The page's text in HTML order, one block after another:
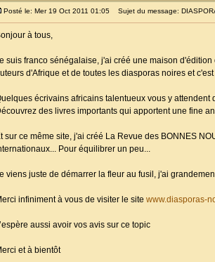
Posté le: Mer 19 Oct 2011 01:05 Sujet du message:
à tous,
suis franco sénégalaise, j'ai créé une maison
d'Afrique et de toutes les diasporas noires et
écrivains africains talentueux vous y attendent
des livres importants qui apportent une fine
sur ce même site, j'ai créé La Revue des BONNES
Pour équilibrer un peu...
viens juste de démarrer la fleur au fusil, j'ai
infiniment à vous de visiter le site www.diasporas-
aussi avoir vos avis sur ce topic
et à bientôt